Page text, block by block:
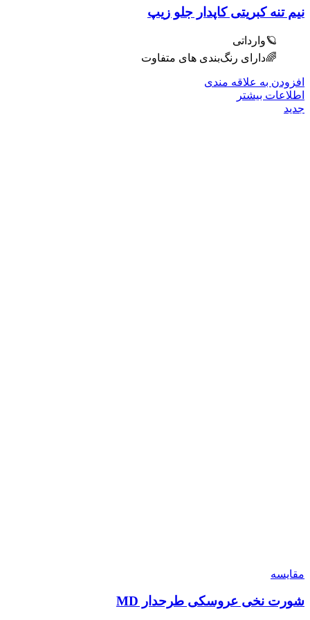
نیم تنه کبریتی کاپدار جلو زیپ
🪐وارداتی
🌈دارای رنگ‌بندی های متفاوت
افزودن به علاقه مندی
اطلاعات بیشتر
جدید
مقایسه
شورت نخی عروسکی طرحدار MD